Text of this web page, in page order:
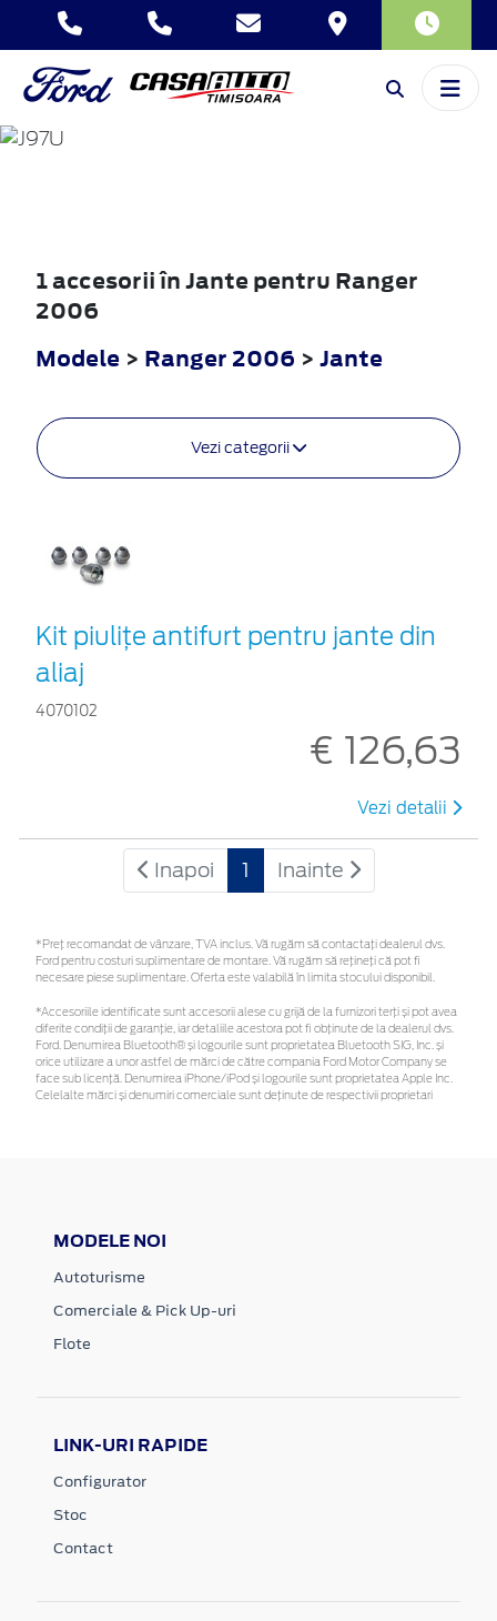
RANGER
1 accesorii în Jante pentru Ranger
2006
Modele > Ranger 2006 > Jante
Vezi categorii
Kit piuliţe antifurt pentru jante din
aliaj
4070102
€ 126,63
Vezi detalii
Inapoi 1 Inainte
*Preţ recomandat de vânzare, TVA inclus. Vă rugăm să contactaţi dealerul dvs.
Ford pentru costuri suplimentare de montare. Vă rugăm să rețineți că pot fi
necesare piese suplimentare. Oferta este valabilă în limita stocului disponibil.
*Accesoriile identificate sunt accesorii alese cu grijă de la furnizori terți și pot avea
diferite condiții de garanție, iar detaliile acestora pot fi obținute de la dealerul dvs.
Ford. Denumirea Bluetooth® și logourile sunt proprietatea Bluetooth SIG, Inc. și
orice utilizare a unor astfel de mărci de către compania Ford Motor Company se
face sub licență. Denumirea iPhone/iPod și logourile sunt proprietatea Apple Inc.
Celelalte mărci și denumiri comerciale sunt deținute de respectivii proprietari
MODELE NOI
Autoturisme
Comerciale & Pick Up-uri
Flote
LINK-URI RAPIDE
Configurator
Stoc
Contact